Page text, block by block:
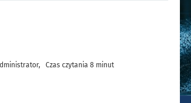
Czas czytania 8 minut